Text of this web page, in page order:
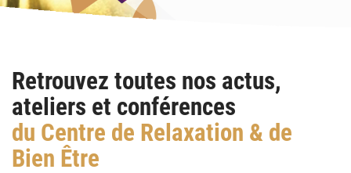
Retrouvez toutes nos actus,
ateliers et conférences
du Centre de Relaxation & de
Bien Être